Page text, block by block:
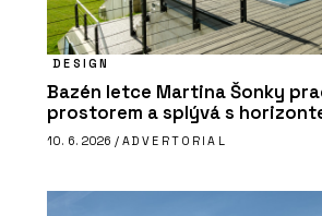
DESIGN
Bazén letce Martina Šonky
prostorem a splývá s
10. 6. 2026 / ADVERTORIAL